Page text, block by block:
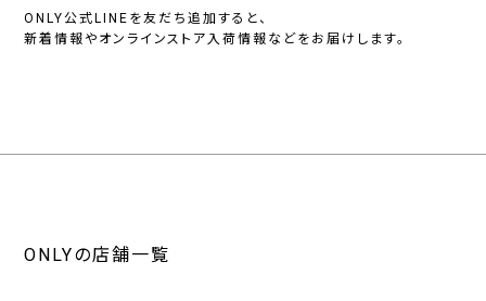
ONLY公式LINEを友だち追加すると、
新着情報やオンラインストア入荷情報などをお届けします。
ONLYの店舗一覧